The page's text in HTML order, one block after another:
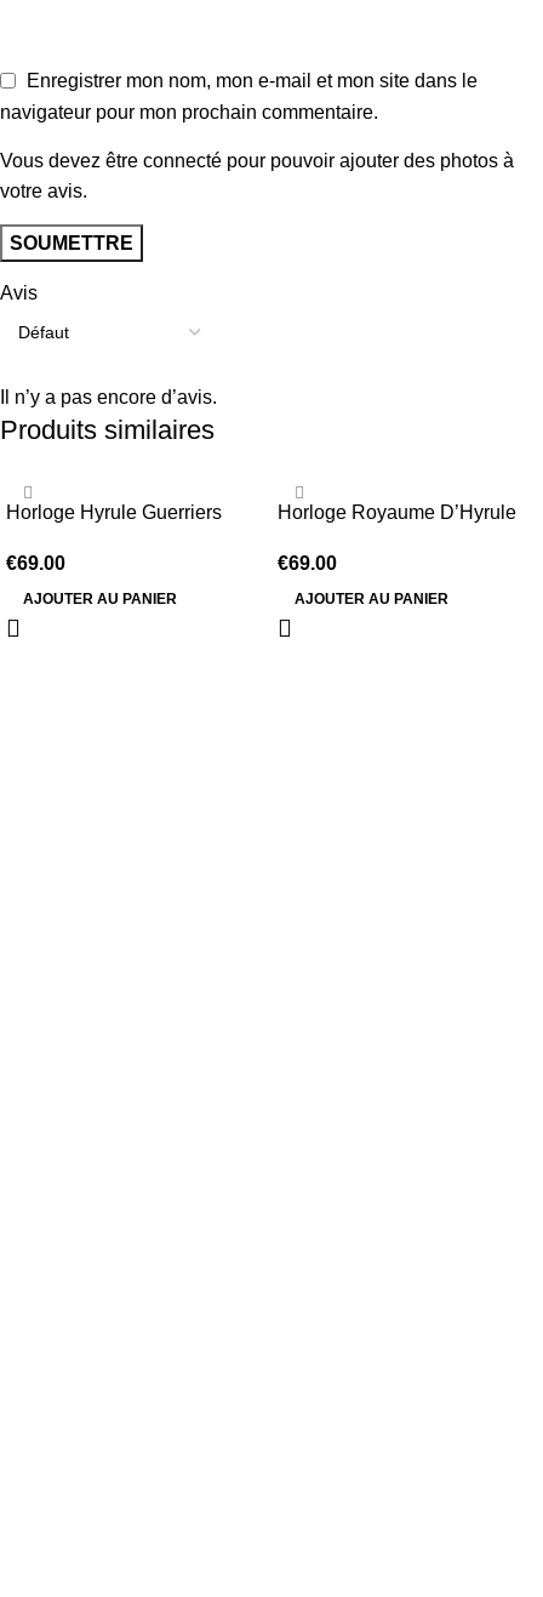
Avis
Il n’y a pas encore d’avis.
Enregistrer mon nom, mon e-mail et mon site dans le
navigateur pour mon prochain commentaire.
Vous devez être connecté pour pouvoir ajouter des photos à
votre avis.
Produits similaires
Horloge Hyrule Guerriers
€69.00
AJOUTER AU PANIER
Horloge Royaume D’Hyrule
€69.00
AJOUTER AU PANIER